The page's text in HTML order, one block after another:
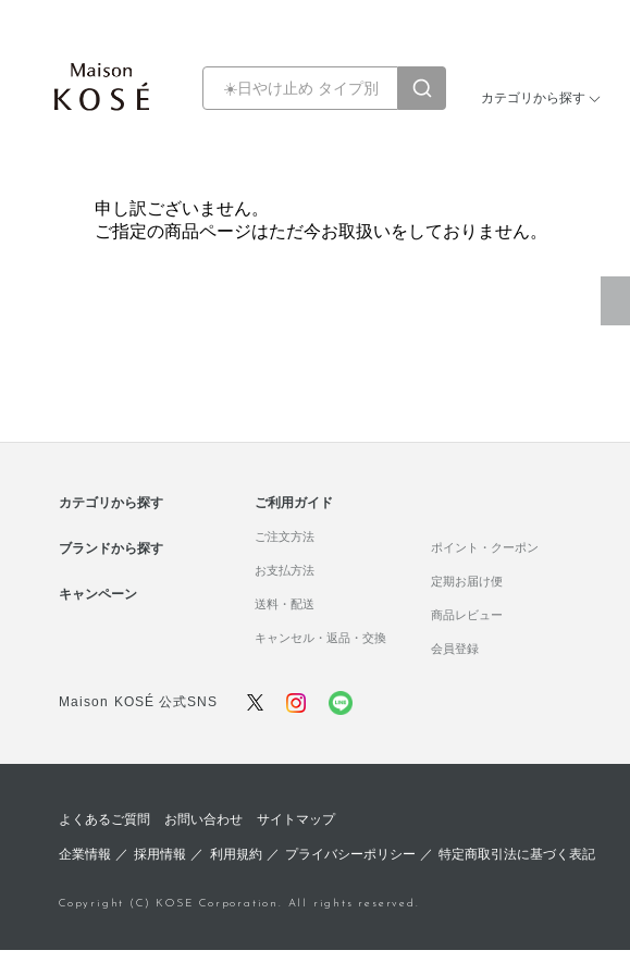
カテゴリから探す
申し訳ございません。
ご指定の商品ページはただ今お取扱いをしておりません。
カテゴリから探す
ブランドから探す
キャンペーン
ご利用ガイド
ご注文方法
お支払方法
送料・配送
キャンセル・返品・交換
ポイント・クーポン
定期お届け便
商品レビュー
会員登録
Maison KOSÉ 公式SNS
よくあるご質問 お問い合わせ サイトマップ
企業情報 ／採用情報 ／ 利用規約／ プライバシーポリシー ／ 特定商取引法に基づく表記
Copyright (C) KOSE Corporation. All rights reserved.